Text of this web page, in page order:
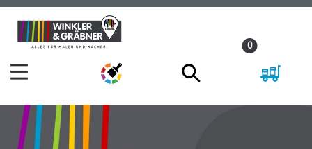
Zum
Inhalt
Zum
Navigationsmenü
0